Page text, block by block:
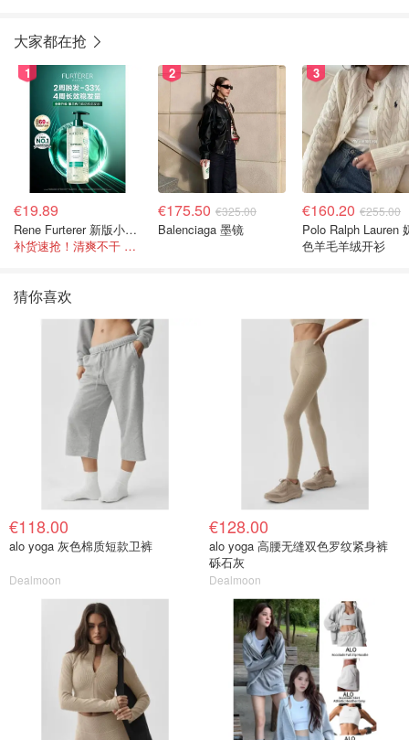
大家都在抢
1
€19.89
Rene Furterer 新版小白珠洗发水 500ml
补货速抢！清爽不干 蓬松强韧秀发
2
€175.50 €325.00
Balenciaga 墨镜
3
€160.20 €255.00
Polo Ralph Lauren
色羊毛羊绒开衫
猜你喜欢
€118.00
alo yoga 灰色棉质短款卫裤
Dealmoon
€128.00
alo yoga 高腰无缝双色罗纹紧身裤
砾石灰
Dealmoon